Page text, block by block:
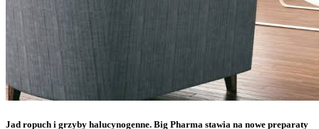
Jad ropuch i grzyby halucynogenne. Big Pharma stawia na nowe preparaty